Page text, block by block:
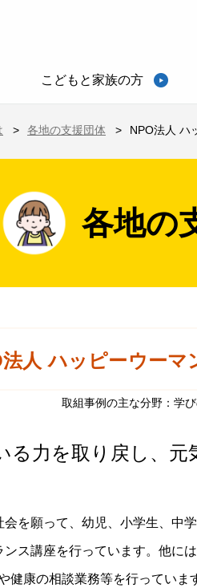
こどもと家族の方
各地の支援団体 NPO法人 ハ
各地の
法人 ハッピーウー
取組事例の主な分野：学
る力を取り戻し、
を願って、幼児、小学生、中
ス講座を行っています。他に
康の相談業務等を行っていま